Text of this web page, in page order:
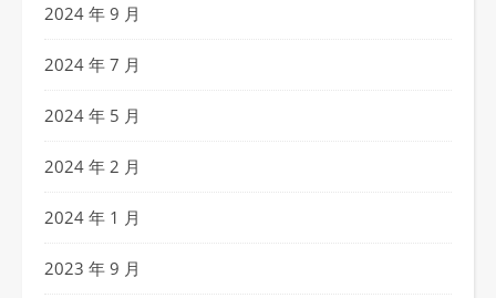
2024 年 9 月
2024 年 7 月
2024 年 5 月
2024 年 2 月
2024 年 1 月
2023 年 9 月